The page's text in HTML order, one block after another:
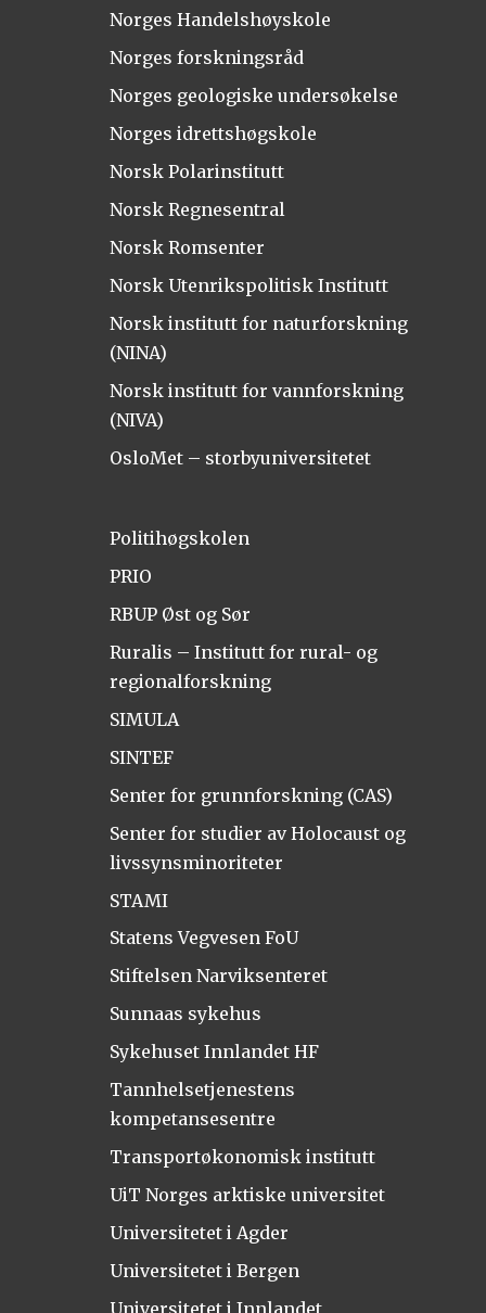
Norges Handelshøyskole
Norges forskningsråd
Norges geologiske undersøkelse
Norges idrettshøgskole
Norsk Polarinstitutt
Norsk Regnesentral
Norsk Romsenter
Norsk Utenrikspolitisk Institutt
Norsk institutt for naturforskning
(NINA)
Norsk institutt for vannforskning
(NIVA)
OsloMet – storbyuniversitetet
Politihøgskolen
PRIO
RBUP Øst og Sør
Ruralis – Institutt for rural- og
regionalforskning
SIMULA
SINTEF
Senter for grunnforskning (CAS)
Senter for studier av Holocaust og
livssynsminoriteter
STAMI
Statens Vegvesen FoU
Stiftelsen Narviksenteret
Sunnaas sykehus
Sykehuset Innlandet HF
Tannhelsetjenestens
kompetansesentre
Transportøkonomisk institutt
UiT Norges arktiske universitet
Universitetet i Agder
Universitetet i Bergen